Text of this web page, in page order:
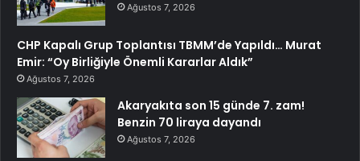
Ağustos 7, 2026
CHP Kapalı Grup Toplantısı TBMM’de Yapıldı… Murat
Emir: “Oy Birliğiyle Önemli Kararlar Aldık”
Ağustos 7, 2026
Akaryakıta son 15 günde 7. zam!
Benzin 70 liraya dayandı
Ağustos 7, 2026